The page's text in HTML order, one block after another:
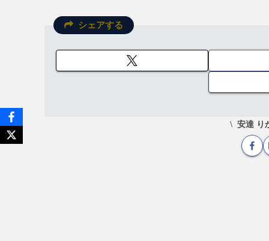
シェアする
安達 り